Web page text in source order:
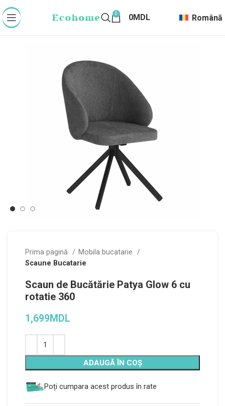
0 0MDL Română
Prima pagină
Mobila bucatarie
Scaune Bucatarie
Scaun de Bucătărie Patya Glow 6 cu
rotatie 360
1,699MDL
ADAUGĂ ÎN COȘ
Alternative:
Poți cumpara acest produs în rate